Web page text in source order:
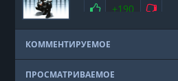
+190
КОММЕНТИРУЕМОЕ
ПРОСМАТРИВАЕМОЕ